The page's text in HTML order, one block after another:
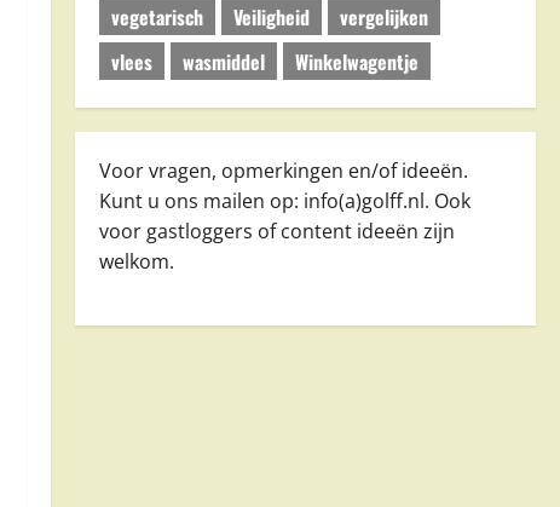
vegetarisch
Veiligheid
vergelijken
vlees
wasmiddel Winkelwagentje
Voor vragen, opmerkingen en/of ideeën.
Kunt u ons mailen op: info(a)golff.nl. Ook
voor gastloggers of content ideeën zijn
welkom.